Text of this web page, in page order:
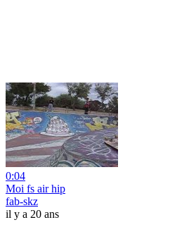
0:04
Moi fs air hip
fab-skz
il y a 20 ans